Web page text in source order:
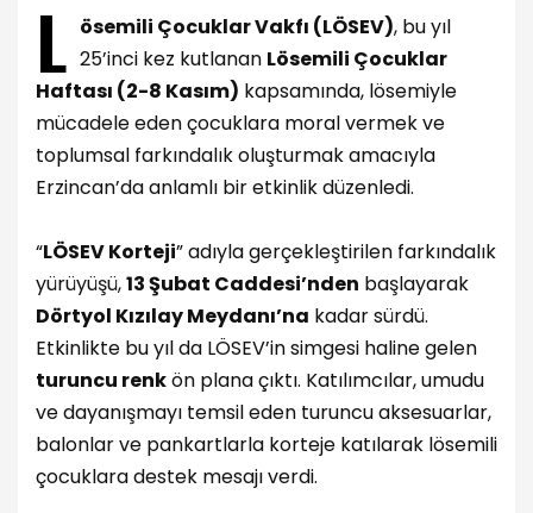
L ösemili Çocuklar Vakfı (LÖSEV), bu yıl
25’inci kez kutlanan Lösemili Çocuklar
Haftası (2-8 Kasım) kapsamında, lösemiyle
mücadele eden çocuklara moral vermek ve
toplumsal farkındalık oluşturmak amacıyla
Erzincan’da anlamlı bir etkinlik düzenledi.
“LÖSEV Korteji” adıyla gerçekleştirilen farkındalık
yürüyüşü,13 Şubat Caddesi’nden başlayarak
Dörtyol Kızılay Meydanı’na kadar sürdü.
Etkinlikte bu yıl da LÖSEV’in simgesi haline gelen
turuncu renkön plana çıktı. Katılımcılar, umudu
ve dayanışmayı temsil eden turuncu aksesuarlar,
balonlar ve pankartlarla korteje katılarak lösemili
çocuklara destek mesajı verdi.